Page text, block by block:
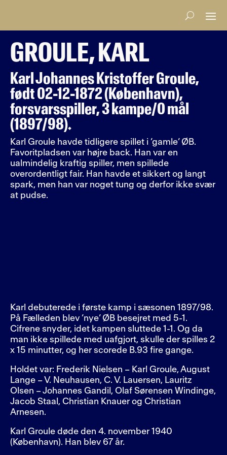
GROULE, KARL
Karl Johannes Kristoffer Groule,
født 02-12-1872 (København),
forsvarsspiller, 3 kampe/0 mål
(1897/98).
Karl Groule havde tidligere spillet i ’gamle’ ØB.
Favoritpladsen var højre back. Han var en
ualmindelig kraftig spiller, men spillede
overordentligt fair. Han havde et sikkert og langt
spark, men han var noget tung og derfor ikke svær
at pudse.
Karl debuterede i første kamp i sæsonen 1897/98.
På Fælleden blev ’nye’ ØB besejret med 5-1.
Cifrene snyder, idet kampen sluttede 1-1. Og da
man ikke spillede med uafgjort, skulle der spilles 2
x 15 minutter, og her scorede B.93 fire gange.
Holdet var: Frederik Nielsen – Karl Groule, August
Lange – V. Neuhausen, C. V. Lauersen, Lauritz
Olsen – Johannes Gandil, Olaf Sørensen Windinge,
Jacob Staal, Christian Knauer og Christian
Arnesen.
Karl Groule døde den 4. november 1940
(København). Han blev 67 år.